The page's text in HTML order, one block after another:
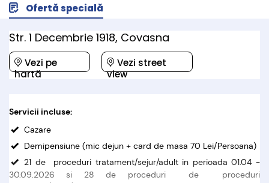
Ofertă specială
Str. 1 Decembrie 1918, Covasna
Vezi pe
hartă
Vezi street
view
Servicii incluse:
Cazare
Demipensiune (mic dejun + card de masa 70 Lei/Persoana)
21 de proceduri tratament/sejur/adult in perioada 01.04 -
30.09.2026 si 28 de proceduri de proceduri